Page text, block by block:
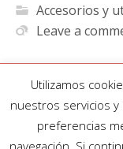
Accesorios y
Leave a
Utilizamos
nuestros servicios
preferencias